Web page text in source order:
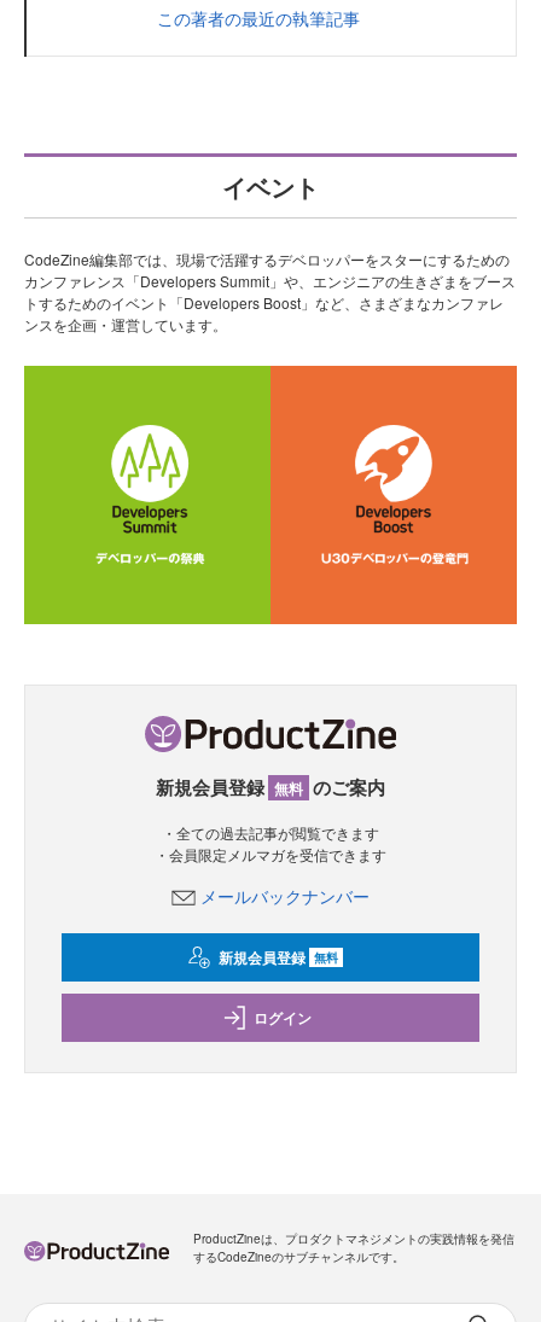
この著者の最近の執筆記事
イベント
CodeZine編集部では、現場で活躍するデベロッパーをスターにするための
カンファレンス「Developers Summit」や、エンジニアの生きざまをブース
トするためのイベント「Developers Boost」など、さまざまなカンファレ
ンスを企画・運営しています。
新規会員登録 無料 のご案内
・全ての過去記事が閲覧できます
・会員限定メルマガを受信できます
メールバックナンバー
新規会員登録 無料
ログイン
ProductZineは、プロダクトマネジメントの実践情報を発信
するCodeZineのサブチャンネルです。